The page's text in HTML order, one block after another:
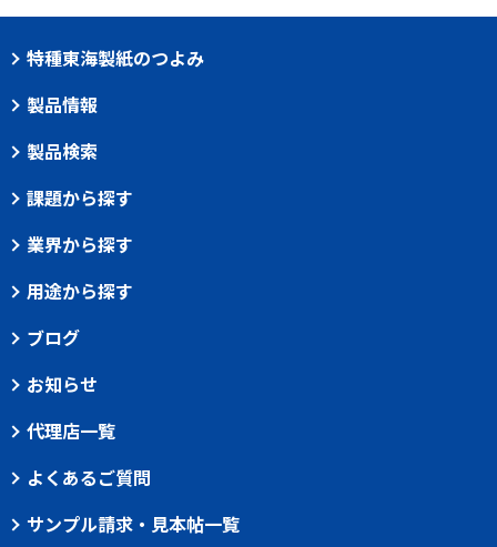
特種東海製紙のつよみ
製品情報
製品検索
課題から探す
業界から探す
用途から探す
ブログ
お知らせ
代理店一覧
よくあるご質問
サンプル請求・見本帖一覧